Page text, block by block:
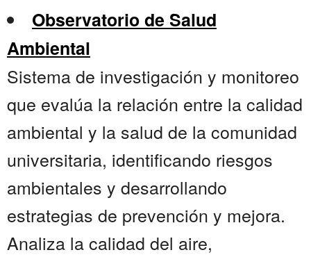
Observatorio de Salud
Ambiental
Sistema de investigación y monitoreo
que evalúa la relación entre la calidad
ambiental y la salud de la comunidad
universitaria, identificando riesgos
ambientales y desarrollando
estrategias de prevención y mejora.
Analiza la calidad del aire,